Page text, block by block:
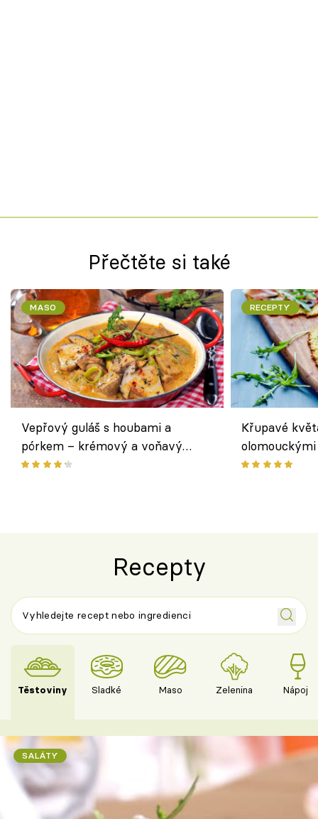
Přečtěte si také
MASO
Vepřový guláš s houbami a
pórkem – krémový a voňavý
pokrm z jednoho hrnce
RECEPTY
Křupavé
bezlepkový
Recepty
Těstoviny Sladké Maso Zelenina Nápoje
SALÁTY